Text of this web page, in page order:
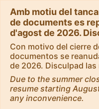
Amb motiu del
de documents es
d'agost de 2026.
Con motivo del cierre
documentos se
de 2026. Disculpad las
Due to the summer
resume starting
any inconvenience.